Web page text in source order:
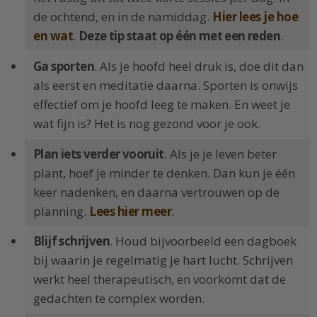
de ochtend, en in de namiddag. Hier lees je hoe
en wat. Deze tip staat op één met een reden.
Ga sporten. Als je hoofd heel druk is, doe dit dan
als eerst en meditatie daarna. Sporten is onwijs
effectief om je hoofd leeg te maken. En weet je
wat fijn is? Het is nog gezond voor je ook.
Plan iets verder vooruit. Als je je leven beter
plant, hoef je minder te denken. Dan kun je één
keer nadenken, en daarna vertrouwen op de
planning. Lees hier meer.
Blijf schrijven. Houd bijvoorbeeld een dagboek
bij waarin je regelmatig je hart lucht. Schrijven
werkt heel therapeutisch, en voorkomt dat de
gedachten te complex worden.